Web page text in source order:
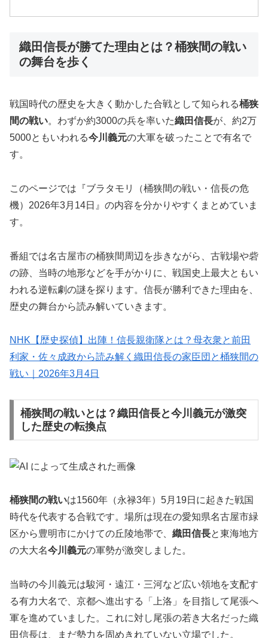
織田信長が勝てた理由とは？桶狭間の戦い
の舞台を歩く
戦国時代の歴史を大きく動かした合戦として知られる桶狭
間の戦い。わずか約3000の兵を率いた織田信長が、約2万
5000ともいわれる今川義元の大軍を破ったことで有名で
す。
このページでは『ブラタモリ（桶狭間の戦い・信長の危
機）2026年3月14日』の内容を分かりやすくまとめていま
す。
番組では名古屋市の桶狭間周辺を歩きながら、古戦場や砦
の跡、当時の地形などを手がかりに、戦国史上最大ともい
われる逆転劇の謎を探ります。信長が勝利できた理由を、
歴史の舞台から読み解いていきます。
NHK【歴史探偵】出陣！信長親衛隊とは？母衣衆と前田
利家・佐々成政から読み解く織田信長の家臣団と桶狭間の
戦い｜2026年3月4日
桶狭間の戦いとは？織田信長と今川義元が激突
した歴史の転換点
桶狭間の戦いは1560年（永禄3年）5月19日に起きた戦国
時代を代表する合戦です。場所は現在の愛知県名古屋市緑
区から豊明市にかけての丘陵地帯で、 織田信長と東海地方
の大大名今川義元の軍勢が激突しました。
当時の今川義元は駿河・遠江・三河など広い領地を支配す
る有力大名で、京都へ進出する「上洛」を目指して尾張へ
軍を進めていました。これに対し尾張の若き大名だった織
田信長は、まだ勢力を固めきれていない立場でした。